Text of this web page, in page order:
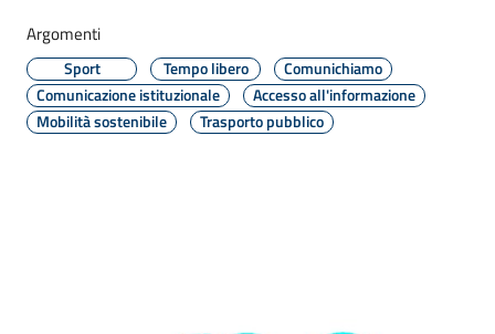
Novità
Menu selezionato
Servizi
Argomenti
Sport Tempo libero
Comunichiamo
Comunicazione istituzionale
Accesso all'informazione
Mobilità sostenibile
Trasporto pubblico